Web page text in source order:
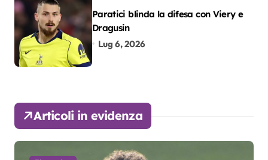
Paratici blinda la difesa con Viery e
Dragusin
Lug 6, 2026
Articoli in evidenza